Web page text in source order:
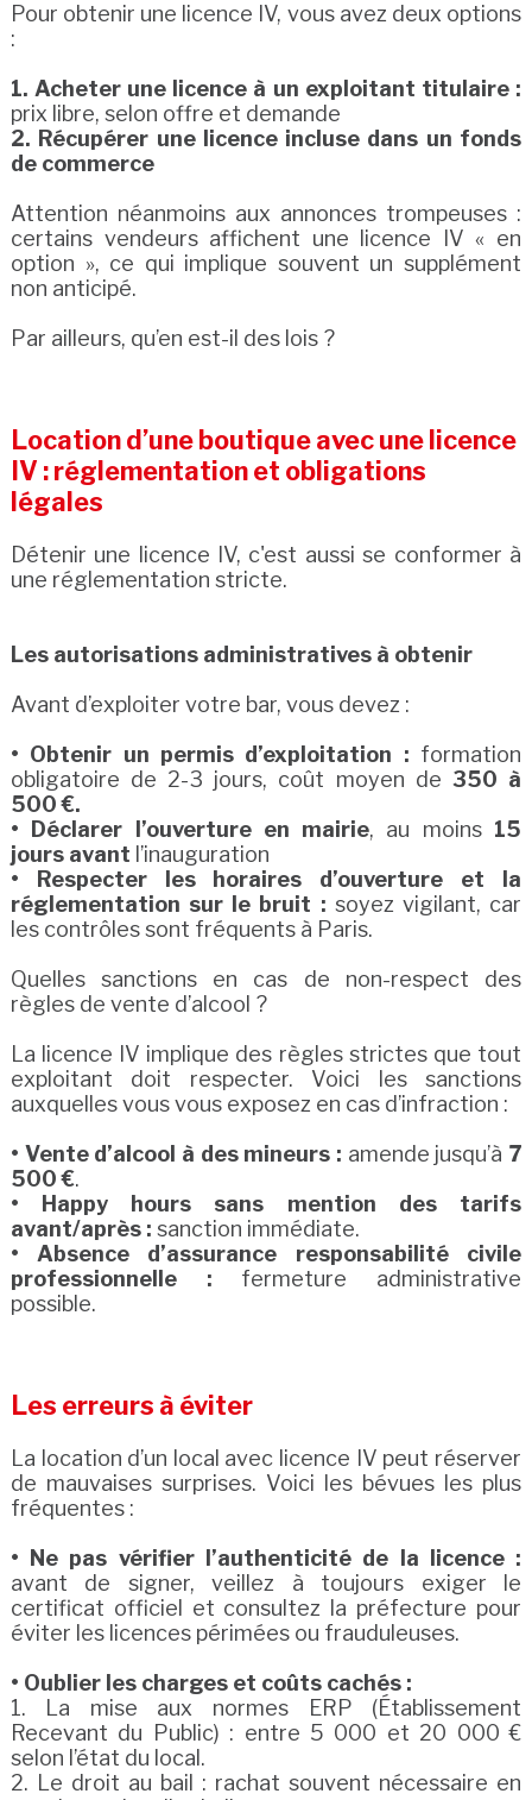
Pour obtenir une licence IV, vous avez deux options
:
1. Acheter une licence à un exploitant titulaire :
prix libre, selon offre et demande
2. Récupérer une licence incluse dans un fonds
de commerce
Attention néanmoins aux annonces trompeuses :
certains vendeurs affichent une licence IV « en
option », ce qui implique souvent un supplément
non anticipé.
Par ailleurs, qu’en est-il des lois ?
Location d’une boutique avec une licence
IV : réglementation et obligations
légales
Détenir une licence IV, c'est aussi se conformer à
une réglementation stricte.
Les autorisations administratives à obtenir
Avant d’exploiter votre bar, vous devez :
• Obtenir un permis d’exploitation : formation
obligatoire de 2-3 jours, coût moyen de 350 à
500 €.
• Déclarer l’ouverture en mairie, au moins15
jours avant l’inauguration
• Respecter les horaires d’ouverture et la
réglementation sur le bruit : soyez vigilant, car
les contrôles sont fréquents à Paris.
Quelles sanctions en cas de non-respect des
règles de vente d’alcool ?
La licence IV implique des règles strictes que tout
exploitant doit respecter. Voici les sanctions
auxquelles vous vous exposez en cas d’infraction :
• Vente d’alcool à des mineurs : amende jusqu’à 7
500 €.
• Happy hours sans mention des tarifs
avant/après : sanction immédiate.
• Absence d’assurance responsabilité civile
professionnelle : fermeture administrative
possible.
Les erreurs à éviter
La location d’un local avec licence IV peut réserver
de mauvaises surprises. Voici les bévues les plus
fréquentes :
• Ne pas vérifier l’authenticité de la licence :
avant de signer, veillez à toujours exiger le
certificat officiel et consultez la préfecture pour
éviter les licences périmées ou frauduleuses.
• Oublier les charges et coûts cachés :
1. La mise aux normes ERP (Établissement
Recevant du Public) : entre 5 000 et 20 000 €
selon l’état du local.
2. Le droit au bail : rachat souvent nécessaire en